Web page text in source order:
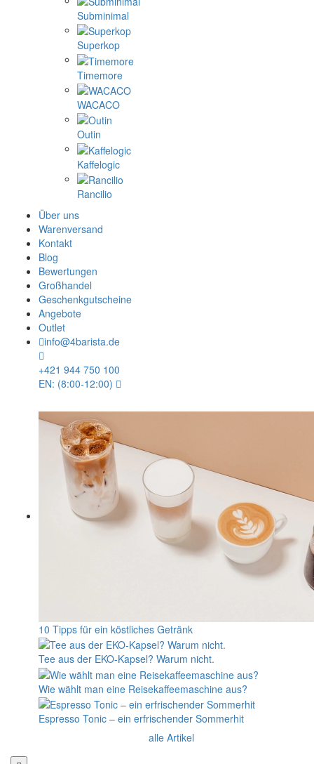
Subminimal
Superkop
Timemore
WACACO
Outin
Kaffelogic
Rancilio
Über uns
Warenversand
Kontakt
Blog
Bewertungen
Großhandel
Geschenkgutscheine
Angebote
Outlet
info@4barista.de
+421 944 750 100
EN: (8:00-12:00)
10 Tipps für ein köstliches Getränk
Tee aus der EKO-Kapsel? Warum nicht.
Wie wählt man eine Reisekaffeemaschine aus?
Espresso Tonic – ein erfrischender Sommerhit
alle Artikel